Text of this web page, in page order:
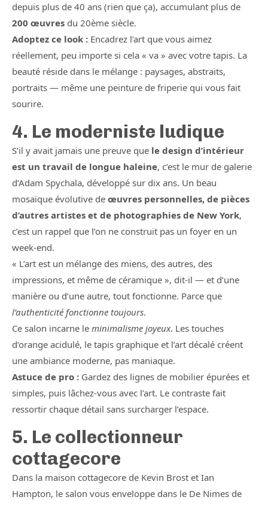
depuis plus de 40 ans (rien que ça), accumulant plus de
200 œuvres du 20ème siècle.
Adoptez ce look : Encadrez l’art que vous aimez
réellement, peu importe si cela « va » avec votre tapis. La
beauté réside dans le mélange : paysages, abstraits,
portraits — même une peinture de friperie qui vous fait
sourire.
4. Le moderniste ludique
S’il y avait jamais une preuve que le design d’intérieur
est un travail de longue haleine, c’est le mur de galerie
d’Adam Spychala, développé sur dix ans. Un beau
mosaïque évolutive de œuvres personnelles, de pièces
d’autres artistes et de photographies de New York,
c’est un rappel que l’on ne construit pas un foyer en un
week-end.
« L’art est un mélange des miens, des autres, des
impressions, et même de céramique », dit-il — et d’une
manière ou d’une autre, tout fonctionne. Parce que
l’authenticité fonctionne toujours.
Ce salon incarne le minimalisme joyeux. Les touches
d’orange acidulé, le tapis graphique et l’art décalé créent
une ambiance moderne, pas maniaque.
Astuce de pro : Gardez des lignes de mobilier épurées et
simples, puis lâchez-vous avec l’art. Le contraste fait
ressortir chaque détail sans surcharger l’espace.
5. Le collectionneur
cottagecore
Dans la maison cottagecore de Kevin Brost et Ian
Hampton, le salon vous enveloppe dans le De Nimes de